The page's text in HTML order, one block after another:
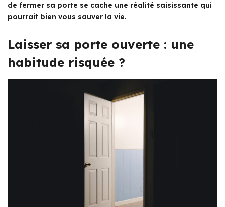
de fermer sa porte se cache une réalité saisissante qui
pourrait bien vous sauver la vie.
Laisser sa porte ouverte : une
habitude risquée ?